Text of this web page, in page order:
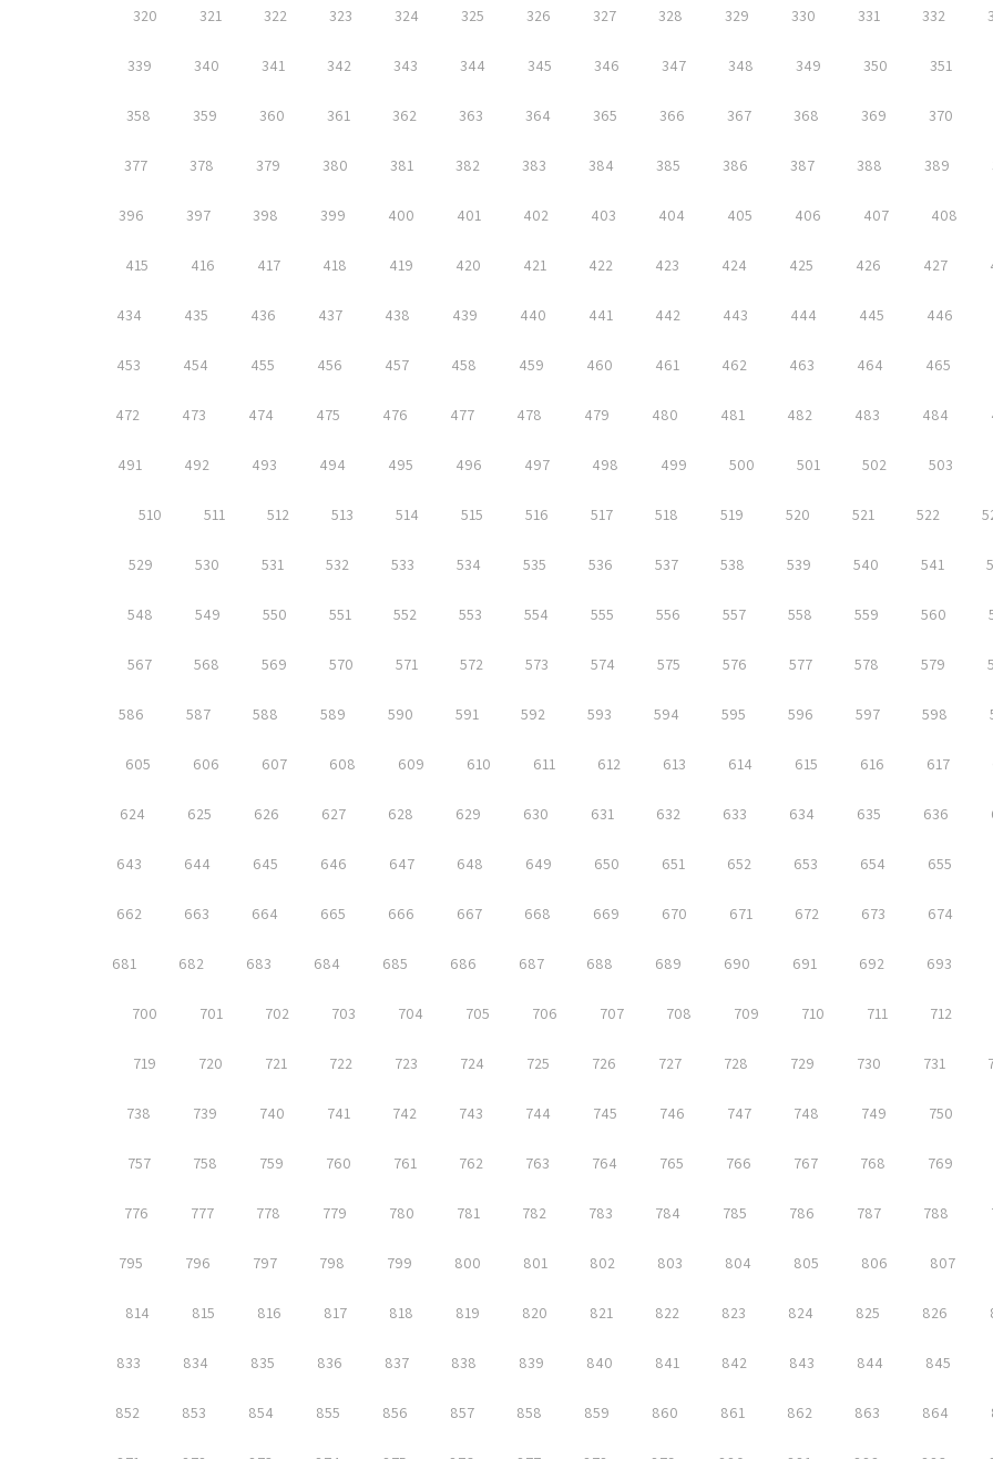
320 321 322 323 324 325 326 327 328 329 330 331 332
339 340 341 342 343 344 345 346 347 348 349 350 351
358 359 360 361 362 363 364 365 366 367 368 369 370
377 378 379 380 381 382 383 384 385 386 387 388 389
396 397 398 399 400 401 402 403 404 405 406 407 408
415 416 417 418 419 420 421 422 423 424 425 426 427
434 435 436 437 438 439 440 441 442 443 444 445 446
453 454 455 456 457 458 459 460 461 462 463 464 465
472 473 474 475 476 477 478 479 480 481 482 483 484
491 492 493 494 495 496 497 498 499 500 501 502 503
510 511 512 513 514 515 516 517 518 519 520 521 522
529 530 531 532 533 534 535 536 537 538 539 540 541
548 549 550 551 552 553 554 555 556 557 558 559 560
567 568 569 570 571 572 573 574 575 576 577 578 579
586 587 588 589 590 591 592 593 594 595 596 597 598
605 606 607 608 609 610 611 612 613 614 615 616 617
624 625 626 627 628 629 630 631 632 633 634 635 636
643 644 645 646 647 648 649 650 651 652 653 654 655
662 663 664 665 666 667 668 669 670 671 672 673 674
681 682 683 684 685 686 687 688 689 690 691 692 693
700 701 702 703 704 705 706 707 708 709 710 711 712
719 720 721 722 723 724 725 726 727 728 729 730 731
738 739 740 741 742 743 744 745 746 747 748 749 750
757 758 759 760 761 762 763 764 765 766 767 768 769
776 777 778 779 780 781 782 783 784 785 786 787 788
795 796 797 798 799 800 801 802 803 804 805 806 807
814 815 816 817 818 819 820 821 822 823 824 825 826
833 834 835 836 837 838 839 840 841 842 843 844 845
852 853 854 855 856 857 858 859 860 861 862 863 864